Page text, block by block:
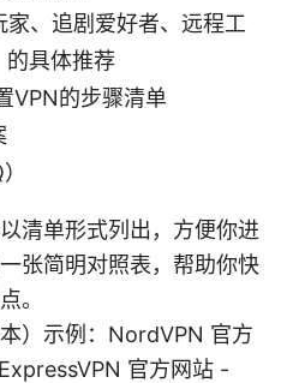
、追剧爱好者、远程工
具体推荐
VPN的步骤清单
清单形式列出，方便你进
张简明对照表，帮助你快
。
）示例：NordVPN 官方
官方网站 -